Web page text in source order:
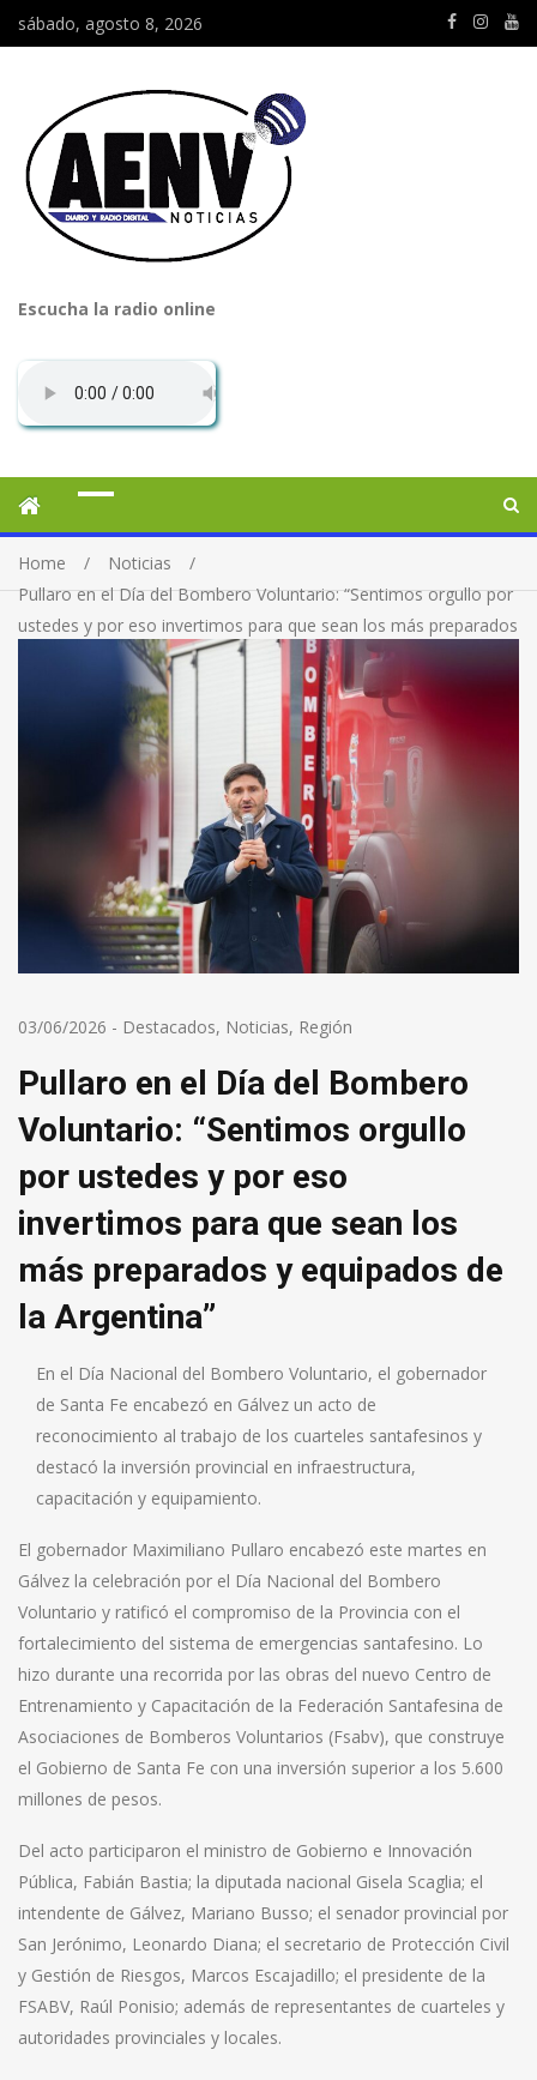
sábado, agosto 8, 2026
Escucha la radio online
Home
Noticias
Pullaro en el Día del Bombero Voluntario: “Sentimos orgullo por
ustedes y por eso invertimos para que sean los más preparados
y equipados de la Argentina”
03/06/2026 - Destacados, Noticias, Región
Pullaro en el Día del Bombero
Voluntario: “Sentimos orgullo
por ustedes y por eso
invertimos para que sean los
más preparados y equipados de
la Argentina”
En el Día Nacional del Bombero Voluntario, el gobernador
de Santa Fe encabezó en Gálvez un acto de
reconocimiento al trabajo de los cuarteles santafesinos y
destacó la inversión provincial en infraestructura,
capacitación y equipamiento.
El gobernador Maximiliano Pullaro encabezó este martes en
Gálvez la celebración por el Día Nacional del Bombero
Voluntario y ratificó el compromiso de la Provincia con el
fortalecimiento del sistema de emergencias santafesino. Lo
hizo durante una recorrida por las obras del nuevo Centro de
Entrenamiento y Capacitación de la Federación Santafesina de
Asociaciones de Bomberos Voluntarios (Fsabv), que construye
el Gobierno de Santa Fe con una inversión superior a los 5.600
millones de pesos.
Del acto participaron el ministro de Gobierno e Innovación
Pública, Fabián Bastia; la diputada nacional Gisela Scaglia; el
intendente de Gálvez, Mariano Busso; el senador provincial por
San Jerónimo, Leonardo Diana; el secretario de Protección Civil
y Gestión de Riesgos, Marcos Escajadillo; el presidente de la
FSABV, Raúl Ponisio; además de representantes de cuarteles y
autoridades provinciales y locales.